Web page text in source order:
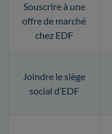
Souscrire à une
offre de marché
chez EDF
Joindre le siège
social d’EDF